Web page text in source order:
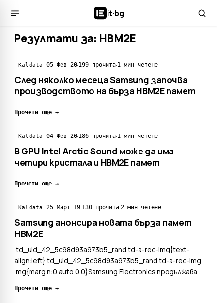
it·bg
Резултати за: HBM2E
Kaldata 05 Фев 20·199 прочита·1 мин четене
След няколко месеца Samsung започва
производството на бърза HBM2E памет
Прочети още →
Kaldata 04 Фев 20·186 прочита·1 мин четене
В GPU Intel Arctic Sound може да има
четири кристала и HBM2E памет
Прочети още →
Kaldata 25 Март 19·130 прочита·2 мин четене
Samsung анонсира новата бърза памет
HBM2E
.td_uid_42_5c98d93a973b5_rand.td-a-rec-img{text-
align:left}.td_uid_42_5c98d93a973b5_rand.td-a-rec-img
img{margin:0 auto 0 0}Samsung Electronics продължава
Memory) паметта. По време на събитието GPU
Прочети още →